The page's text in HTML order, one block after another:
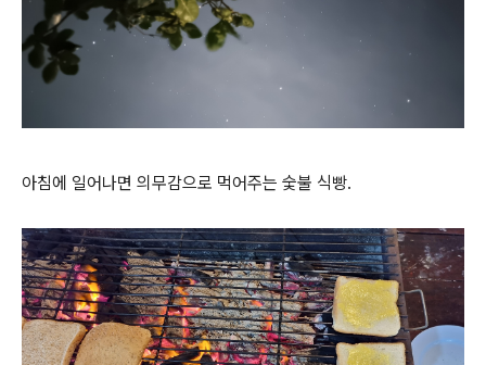
아침에 일어나면 의무감으로 먹어주는 숯불 식빵.